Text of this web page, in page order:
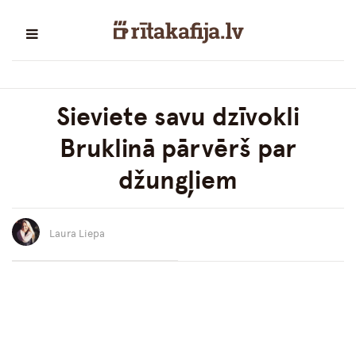
Sieviete savu dzīvokli
Bruklinā pārvērš par
džungļiem
Laura Liepa